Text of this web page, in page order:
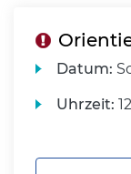
Datum:
Uhrzeit: